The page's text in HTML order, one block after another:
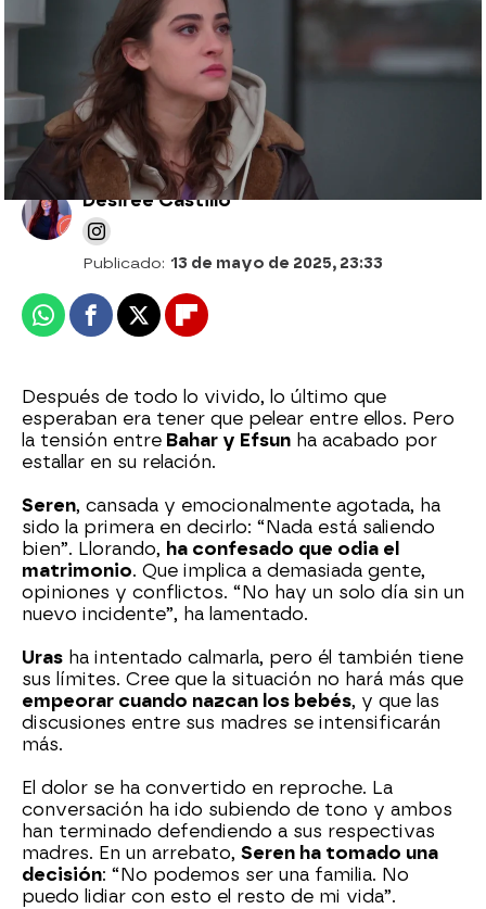
Uras estalla contra Bahar y ella le
responde con una verdad que duele]]
Desirée Castillo
Publicado: 13 de mayo de 2025, 23:33
WhatsappFacebook
X Flipboard
Después de todo lo vivido, lo último que
esperaban era tener que pelear entre ellos. Pero
la tensión entre Bahar y Efsun ha acabado por
estallar en su relación.
Seren, cansada y emocionalmente agotada, ha
sido la primera en decirlo: “Nada está saliendo
bien”. Llorando, ha confesado que odia el
matrimonio. Que implica a demasiada gente,
opiniones y conflictos. “No hay un solo día sin un
nuevo incidente”, ha lamentado.
Uras ha intentado calmarla, pero él también tiene
sus límites. Cree que la situación no hará más que
empeorar cuando nazcan los bebés, y que las
discusiones entre sus madres se intensificarán
más.
El dolor se ha convertido en reproche. La
conversación ha ido subiendo de tono y ambos
han terminado defendiendo a sus respectivas
madres. En un arrebato, Seren ha tomado una
decisión: “No podemos ser una familia. No
puedo lidiar con esto el resto de mi vida”.